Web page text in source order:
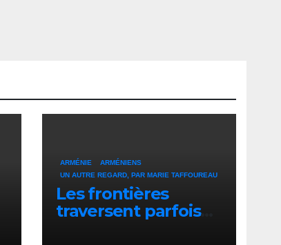
ARMÉNIE
ARMÉNIENS
UN AUTRE REGARD, PAR MARIE TAFFOUREAU
Les frontières
traversent parfois